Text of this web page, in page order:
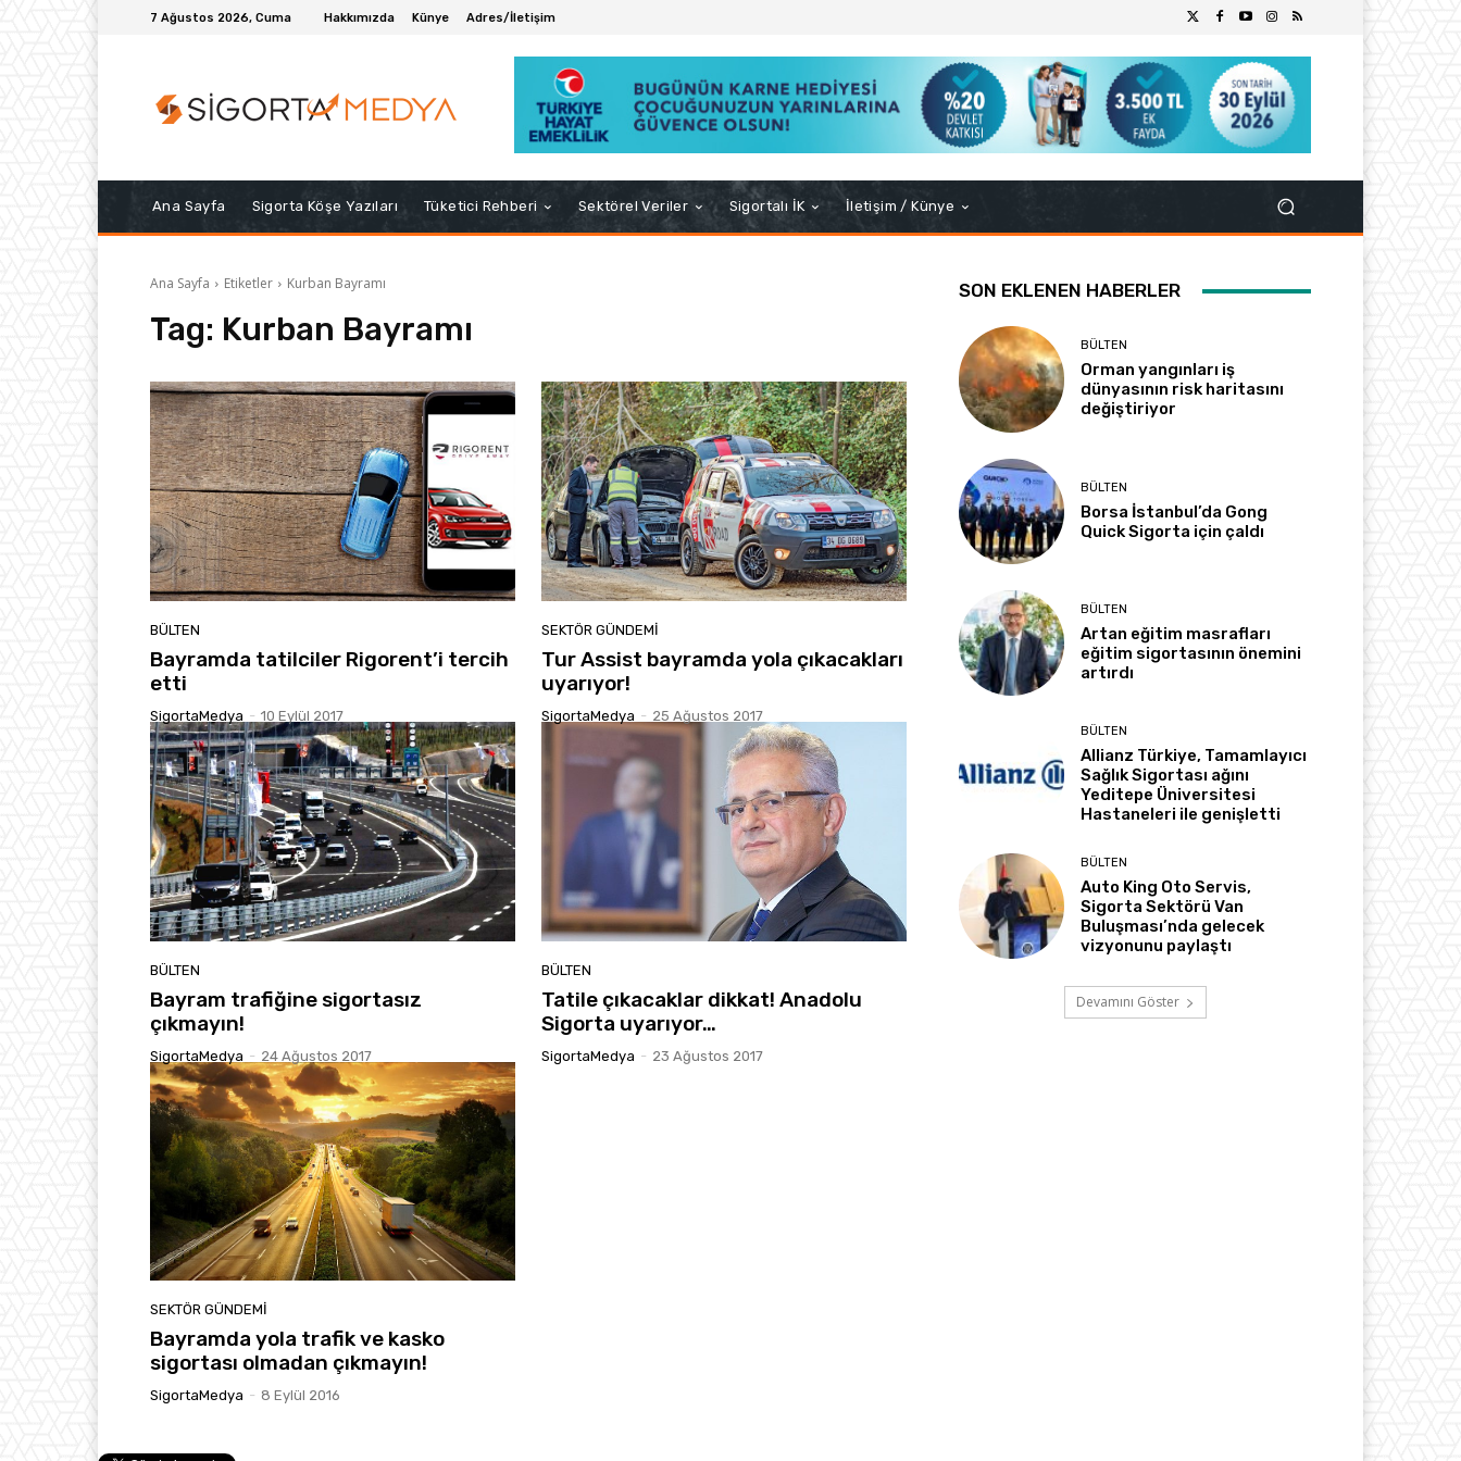
7 Ağustos 2026, Cuma Hakkımızda Künye Adres/İletişim
Ana Sayfa Sigorta Köşe Yazıları Tüketici Rehberi Sektörel Veriler Sigortalı İK İletişim / Künye
Ana Sayfa Etiketler Kurban Bayramı
Tag: Kurban Bayramı
BÜLTEN
Bayramda tatilciler Rigorent’i tercih
etti
SigortaMedya - 10 Eylül 2017
SEKTÖR GÜNDEMİ
Tur Assist bayramda yola çıkacakları
uyarıyor!
SigortaMedya - 25 Ağustos 2017
BÜLTEN
Bayram trafiğine sigortasız
çıkmayın!
SigortaMedya - 24 Ağustos 2017
BÜLTEN
Tatile çıkacaklar dikkat! Anadolu
Sigorta uyarıyor…
SigortaMedya - 23 Ağustos 2017
SEKTÖR GÜNDEMİ
Bayramda yola trafik ve kasko
sigortası olmadan çıkmayın!
SigortaMedya - 8 Eylül 2016
SON EKLENEN HABERLER
BÜLTEN
Orman yangınları iş
dünyasının risk haritasını
değiştiriyor
BÜLTEN
Borsa İstanbul’da Gong
Quick Sigorta için çaldı
BÜLTEN
Artan eğitim masrafları
eğitim sigortasının önemini
artırdı
BÜLTEN
Allianz Türkiye, Tamamlayıcı
Sağlık Sigortası ağını
Yeditepe Üniversitesi
Hastaneleri ile genişletti
BÜLTEN
Auto King Oto Servis,
Sigorta Sektörü Van
Buluşması’nda gelecek
vizyonunu paylaştı
Devamını Göster